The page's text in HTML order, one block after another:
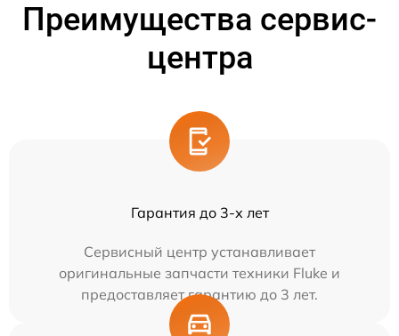
Преимущества сервис-
центра
Гарантия до 3-х лет
Сервисный центр устанавливает
оригинальные запчасти техники Fluke и
предоставляет гарантию до 3 лет.